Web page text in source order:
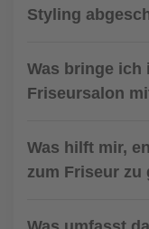
Styling
Was bringe ich
Friseursalon
Was hilft mir,
zum Friseur zu